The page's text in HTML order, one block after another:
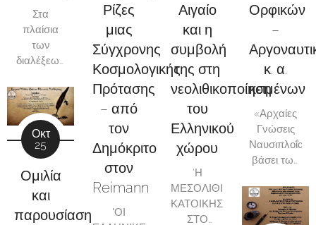
Στα
πλαίσια
των
διαλέξεων
ΕΜΑΕΜ,
θα
παρουσιαστεί
το βιβλίο
με τίτλο:
«Χρονολογώντας
την
Άχρονη
Μυθολογία»
Ρίζες
μιας
Σύγχρονης
Κοσμολογικής
Πρότασης
– από
τον
Δημόκριτο
στον
Reimann
'ΟΙ
Αιγαίο
και η
συμβολή
της στη
νεολιθικοποίηση
του
Ελληνικού
χώρου
'Η
ΜΕΣΟΛΙΘΙΚΗ
ΚΑΤΟΙΚΗΣΗ
ΣΤΟ
Ορφικών
–
κ. α.
κειμένων
«Αρχαίες
Γνώσεις
Ναυσιπλοΐας
βάσει των
και
Οκτ
25
Ομιλία
και
παρουσίαση